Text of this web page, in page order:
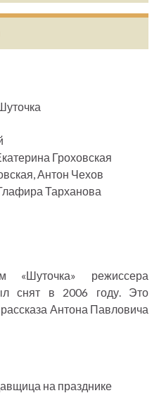
Гроховская
Антон Чехов
Тарханова
«Шуточка» режиссера
снят в 2006 году. Это
Антона Павловича
на празднике